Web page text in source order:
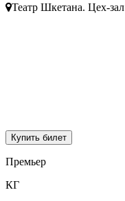
Театр Шкетана. Цех-зал
Купить билет
Премьер
КГ